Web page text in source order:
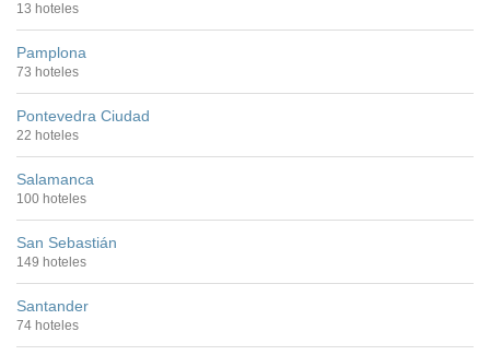
13 hoteles
Pamplona
73 hoteles
Pontevedra Ciudad
22 hoteles
Salamanca
100 hoteles
San Sebastián
149 hoteles
Santander
74 hoteles